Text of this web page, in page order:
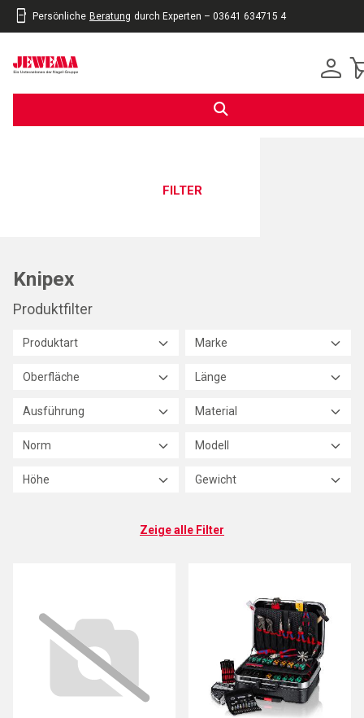
Persönliche Beratung durch Experten – 03641 634715 4
FILTER
Knipex
Produktfilter
Produktart Marke
Oberfläche Länge
Ausführung Material
Norm Modell
Höhe Gewicht
Zeige alle Filter